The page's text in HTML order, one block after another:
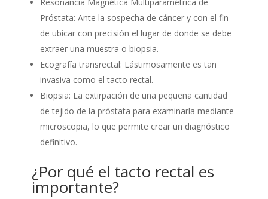
Próstata: Ante la sospecha de cáncer y con el fin
de ubicar con precisión el lugar de donde se debe
extraer una muestra o biopsia.
Ecografía transrectal: Lástimosamente es tan
invasiva como el tacto rectal.
Biopsia: La extirpación de una pequeña cantidad
de tejido de la próstata para examinarla mediante
microscopia, lo que permite crear un diagnóstico
definitivo.
¿Por qué el tacto rectal es
importante?